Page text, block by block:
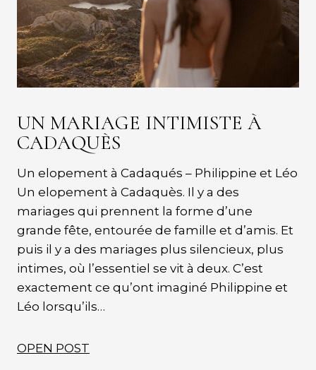
UN MARIAGE INTIMISTE À
CADAQUÈS
Un elopement à Cadaqués – Philippine et Léo
Un elopement à Cadaquès. Il y a des
mariages qui prennent la forme d’une
grande fête, entourée de famille et d’amis. Et
puis il y a des mariages plus silencieux, plus
intimes, où l’essentiel se vit à deux. C’est
exactement ce qu’ont imaginé Philippine et
Léo lorsqu’ils…
OPEN POST